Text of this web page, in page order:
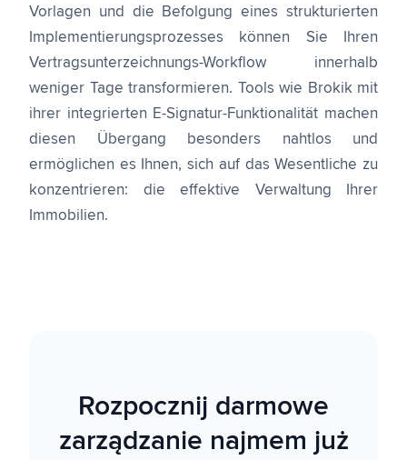
Vorlagen und die Befolgung eines strukturierten
Implementierungsprozesses können Sie Ihren
Vertragsunterzeichnungs-Workflow innerhalb
weniger Tage transformieren. Tools wie Brokik mit
ihrer integrierten E-Signatur-Funktionalität machen
diesen Übergang besonders nahtlos und
ermöglichen es Ihnen, sich auf das Wesentliche zu
konzentrieren: die effektive Verwaltung Ihrer
Immobilien.
Rozpocznij darmowe
zarządzanie najmem już